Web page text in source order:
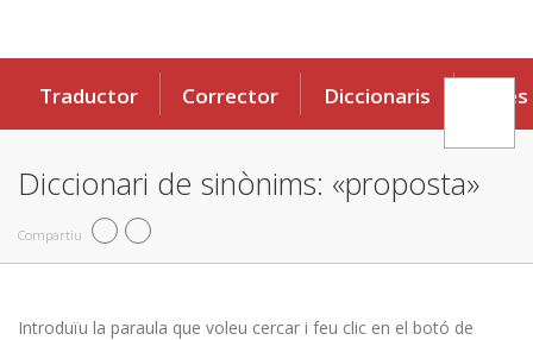
Traductor Corrector Diccionaris Eines
Diccionari de sinònims: «proposta»
Compartiu
Introduïu la paraula que voleu cercar i feu clic en el botó de